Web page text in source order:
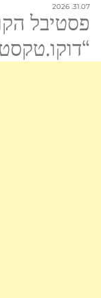
31.07. 2026
פסטיבל